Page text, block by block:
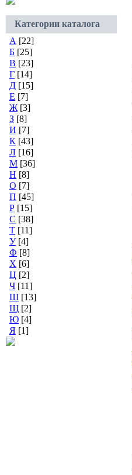
Категории каталога
А [22]
Б [25]
В [23]
Г [14]
Д [15]
Е [7]
Ж [3]
З [8]
И [7]
К [43]
Л [16]
М [36]
Н [8]
О [7]
П [45]
Р [15]
С [38]
Т [11]
У [4]
Ф [8]
Х [6]
Ц [2]
Ч [11]
Ш [13]
Щ [2]
Ю [4]
Я [1]